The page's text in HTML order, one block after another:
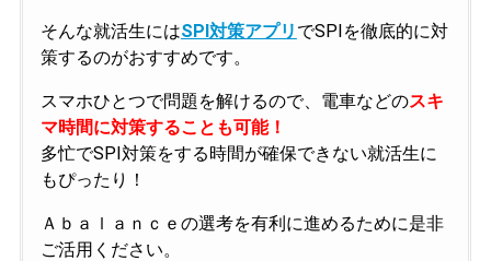
そんな就活生にはSPI対策アプリ でSPIを徹底的に対
策するのがおすすめです。
スマホひとつで問題を解けるので、電車などのスキ
マ時間に対策することも可能！
多忙でSPI対策をする時間が確保できない就活生に
もぴったり！
Ａｂａｌａｎｃｅの選考を有利に進めるために是非
ご活用ください。